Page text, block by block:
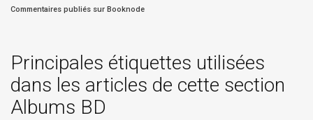
Commentaires publiés sur Booknode
Principales étiquettes utilisées
dans les articles de cette section
Albums BD